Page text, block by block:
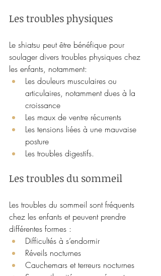
Les troubles physiques
Le shiatsu peut être bénéfique pour
soulager divers troubles physiques chez
les enfants, notamment:
Les douleurs musculaires ou
articulaires, notamment dues à la
croissance
Les maux de ventre récurrents
Les tensions liées à une mauvaise
posture
Les troubles digestifs.
Les troubles du sommeil
Les troubles du sommeil sont fréquents
chez les enfants et peuvent prendre
différentes formes :
Difficultés à s’endormir
Réveils nocturnes
Cauchemars et terreurs nocturnes